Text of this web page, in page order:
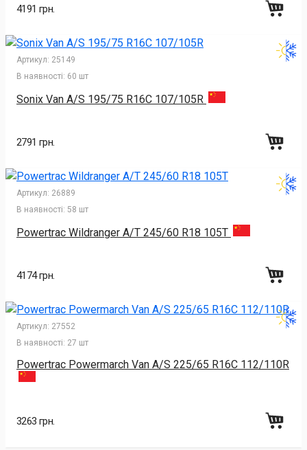
4191 грн.
Артикул: 25149
В наявності: 60 шт
Sonix Van A/S 195/75 R16C 107/105R
2791 грн.
Артикул: 26889
В наявності: 58 шт
Powertrac Wildranger A/T 245/60 R18 105T
4174 грн.
Артикул: 27552
В наявності: 27 шт
Powertrac Powermarch Van A/S 225/65 R16C 112/110R
3263 грн.